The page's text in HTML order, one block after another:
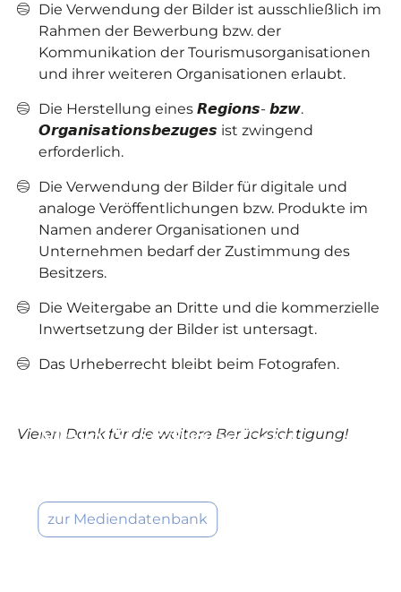
Die Verwendung der Bilder ist ausschließlich im
Rahmen der Bewerbung bzw. der
Kommunikation der Tourismusorganisationen
und ihrer weiteren Organisationen erlaubt.
Die Herstellung eines 𝙍𝙚𝙜𝙞𝙤𝙣𝙨- 𝙗𝙯𝙬.
𝙊𝙧𝙜𝙖𝙣𝙞𝙨𝙖𝙩𝙞𝙤𝙣𝙨𝙗𝙚𝙯𝙪𝙜𝙚𝙨 ist zwingend
erforderlich.
Die Verwendung der Bilder für digitale und
analoge Veröffentlichungen bzw. Produkte im
Namen anderer Organisationen und
Unternehmen bedarf der Zustimmung des
Besitzers.
Die Weitergabe an Dritte und die kommerzielle
Inwertsetzung der Bilder ist untersagt.
Das Urheberrecht bleibt beim Fotografen.
Vielen Dank für die weitere Berücksichtigung!
Mein Nordfriesland
zur Mediendatenbank